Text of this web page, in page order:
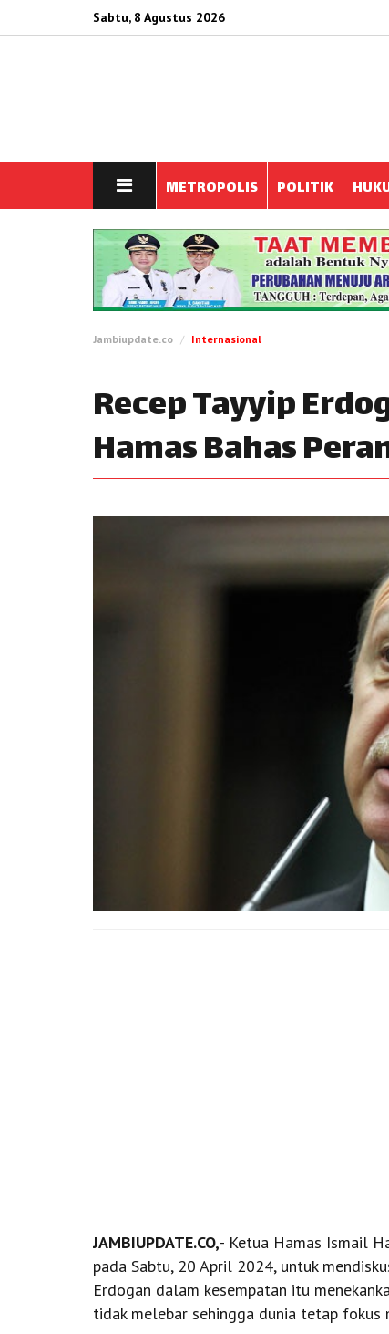
Sabtu, 8 Agustus 2026
METROPOLIS POLITIK
Jambiupdate.co Internasional
Recep Tayyip
Hamas Bahas
JAMBIUPDATE.CO,- Ketua Hamas Ismail
pada Sabtu, 20 April 2024, untuk
Erdogan dalam kesempatan itu
tidak melebar sehingga dunia tetap